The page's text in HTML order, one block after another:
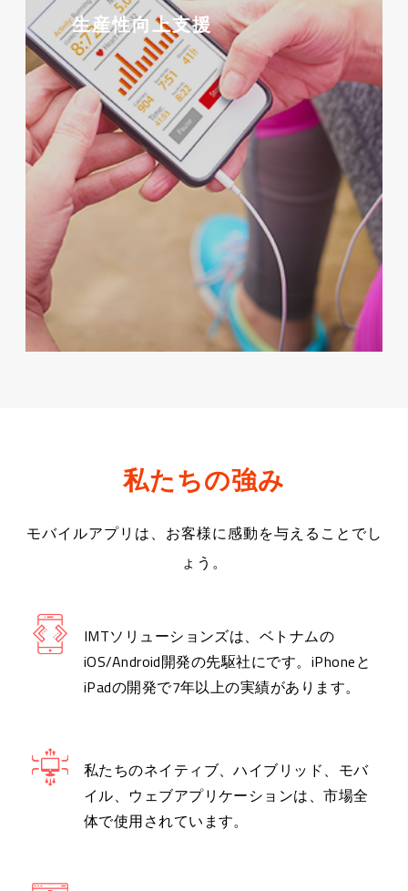
生産性向上支援
私たちの強み
モバイルアプリは、お客様に感動を与えることでし
ょう。
IMTソリューションズは、ベトナムの
iOS/Android開発の先駆社にです。iPhoneと
iPadの開発で7年以上の実績があります。
私たちのネイティブ、ハイブリッド、モバ
イル、ウェブアプリケーションは、市場全
体で使用されています。